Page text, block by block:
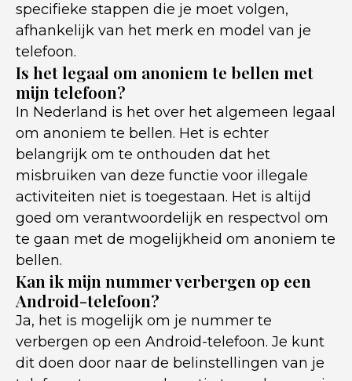
specifieke stappen die je moet volgen,
afhankelijk van het merk en model van je
telefoon.
Is het legaal om anoniem te bellen met
mijn telefoon?
In Nederland is het over het algemeen legaal
om anoniem te bellen. Het is echter
belangrijk om te onthouden dat het
misbruiken van deze functie voor illegale
activiteiten niet is toegestaan. Het is altijd
goed om verantwoordelijk en respectvol om
te gaan met de mogelijkheid om anoniem te
bellen.
Kan ik mijn nummer verbergen op een
Android-telefoon?
Ja, het is mogelijk om je nummer te
verbergen op een Android-telefoon. Je kunt
dit doen door naar de belinstellingen van je